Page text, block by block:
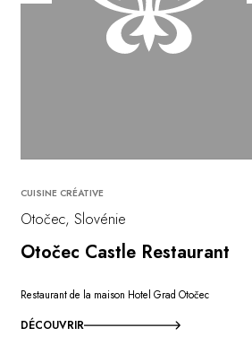
CUISINE CRÉATIVE
Otočec, Slovénie
Otočec Castle Restaurant
Restaurant de la maison Hotel Grad Otočec
DÉCOUVRIR